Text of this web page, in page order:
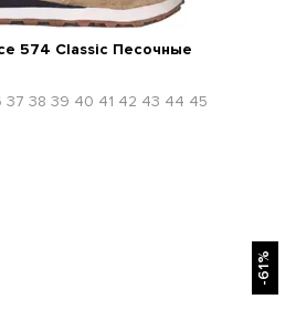
42 43 44 45
574 Classic Песочные
37 38 39 40 41 42 43 44 45
-61%